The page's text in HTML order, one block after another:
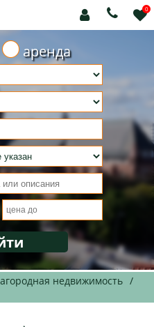
0


аренда
недвижимость /